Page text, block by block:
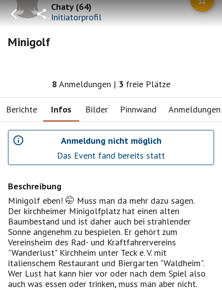
Chaty(64)
Initiatorprofil
Minigolf
8 Anmeldungen | 3 freie Plätze
Berichte Infos Bilder Pinnwand Anmeldungen
Anmeldung nicht möglich
Das Event fand bereits statt
Beschreibung
Minigolf eben! 🤭 Muss man da mehr dazu sagen.
Der kirchheimer Minigolfplatz hat einen alten
Baumbestand und ist daher auch bei strahlender
Sonne angenehm zu bespielen. Er gehört zum
Vereinsheim des Rad- und Kraftfahrervereins
"Wanderlust" Kirchheim unter Teck e. V. mit
italienschem Restaurant und Biergarten "Waldheim".
Wer Lust hat kann hier vor oder nach dem Spiel also
auch was essen oder trinken, muss man aber nicht.